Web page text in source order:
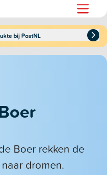
bij PostNL
Boer rekken de
dromen.